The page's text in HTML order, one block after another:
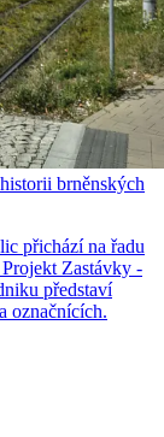
brněnských
přichází na řadu
Zastávky -
představí
označnících.